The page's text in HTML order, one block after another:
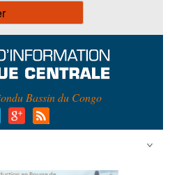
du Bassin du Congo